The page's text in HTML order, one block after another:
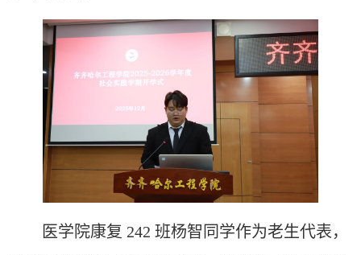
医学院康复 242 班杨智同学作为老生代表，